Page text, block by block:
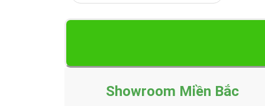
Showroom Miền Bắc